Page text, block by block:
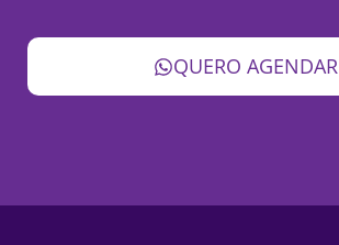
QUERO AGENDAR